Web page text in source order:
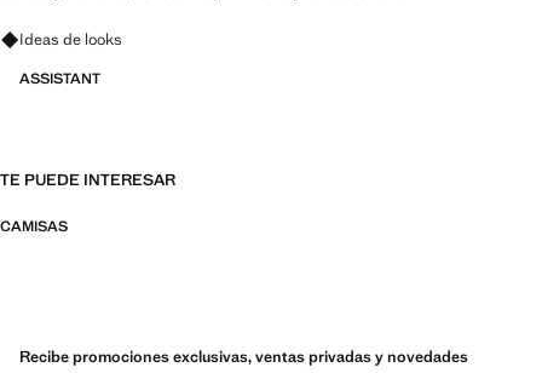
Pregunta por looks, prendas y tendencias
Ideas de looks
ASSISTANT
TE PUEDE INTERESAR
CAMISAS
Recibe promociones exclusivas, ventas privadas y novedades